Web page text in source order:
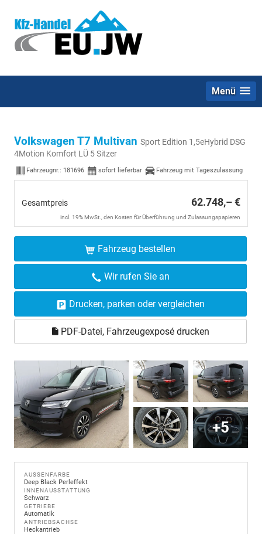
Menü
Volkswagen T7 Multivan Sport Edition 1,5eHybrid DSG
4Motion Komfort LÜ 5 Sitzer
Fahrzeugnr.: 181696 sofort lieferbar Fahrzeug mit Tageszulassung
Gesamtpreis 62.748,– €
incl. 19% MwSt., den Kosten für Überführung und Zulassungspapieren
Fahrzeug bestellen
Wir rufen Sie an
Drucken, parken oder vergleichen
PDF-Datei, Fahrzeugexposé drucken
+5
AUSSENFARBE
Deep Black Perleffekt
INNENAUSSTATTUNG
Schwarz
GETRIEBE
Automatik
ANTRIEBSACHSE
Heckantrieb